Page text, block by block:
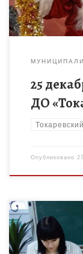
25
ДО
Опубликовано